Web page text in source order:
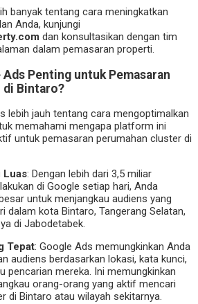
banyak tentang cara meningkatkan
Anda, kunjungi
dan konsultasikan dengan tim
dalam pemasaran properti.
Penting untuk Pemasaran
di Bintaro?
lebih jauh tentang cara mengoptimalkan
memahami mengapa platform ini
untuk pemasaran perumahan cluster di
Luas: Dengan lebih dari 3,5 miliar
di Google setiap hari, Anda
untuk menjangkau audiens yang
dalam kota Bintaro, Tangerang Selatan,
di Jabodetabek.
Tepat: Google Ads memungkinkan Anda
audiens berdasarkan lokasi, kata kunci,
pencarian mereka. Ini memungkinkan
orang-orang yang aktif mencari
di Bintaro atau wilayah sekitarnya.